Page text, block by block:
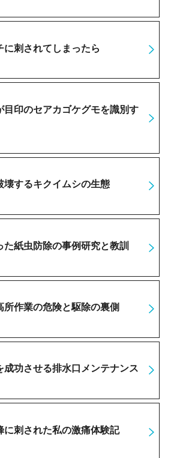
に刺されてしまったら
目印のセアカゴケグモを識別す
壊するキクイムシの生態
紙虫防除の事例研究と教訓
所作業の危険と駆除の裏側
成功させる排水口メンテナンス
に刺された私の激痛体験記